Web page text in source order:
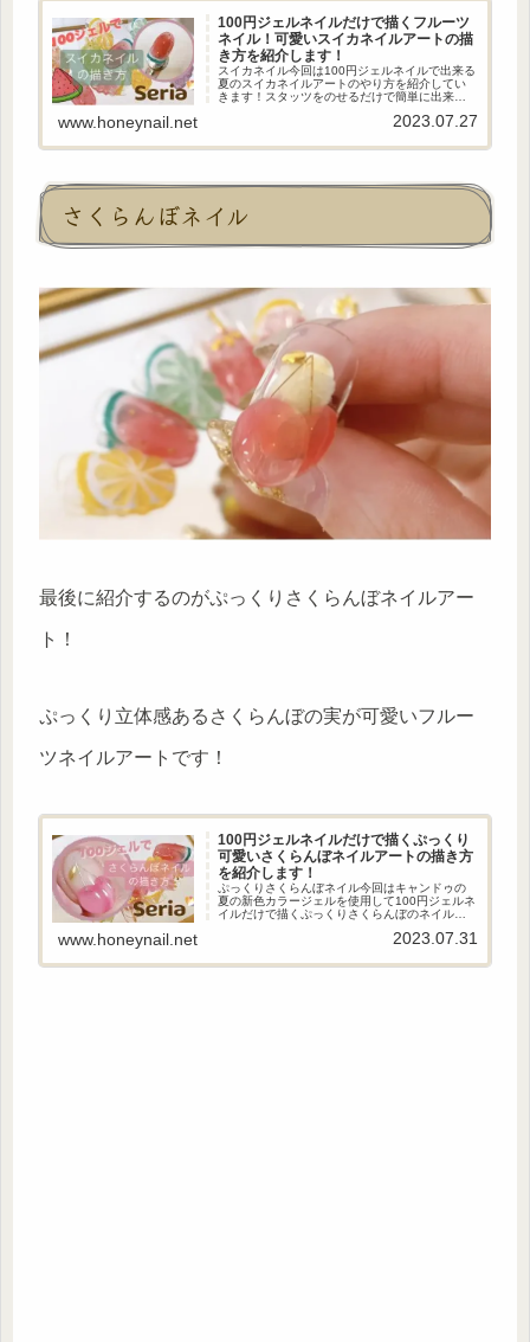
100円ジェルネイルだけで描くフルーツ
ネイル！可愛いスイカネイルアートの描
き方を紹介します！
スイカネイル今回は100円ジェルネイルで出来る
夏のスイカネイルアートのやり方を紹介してい
きます！スタッツをのせるだけで簡単に出来る
(adsbygoogle = window.adsbygoogle...
www.honeynail.net 2023.07.27
さくらんぼネイル
最後に紹介するのがぷっくりさくらんぼネイルアー
ト！
ぷっくり立体感あるさくらんぼの実が可愛いフルー
ツネイルアートです！
100円ジェルネイルだけで描くぷっくり
可愛いさくらんぼネイルアートの描き方
を紹介します！
ぷっくりさくらんぼネイル今回はキャンドゥの
夏の新色カラージェルを使用して100円ジェルネ
イルだけで描くぷっくりさくらんぼのネイルア
りアートがおしゃれな可愛いさくらんぼネイル
www.honeynail.net 2023.07.31